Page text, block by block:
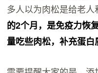
多人以为肉松是给老人
的2个月，是免疫力恢
量吃些肉松，补充蛋白